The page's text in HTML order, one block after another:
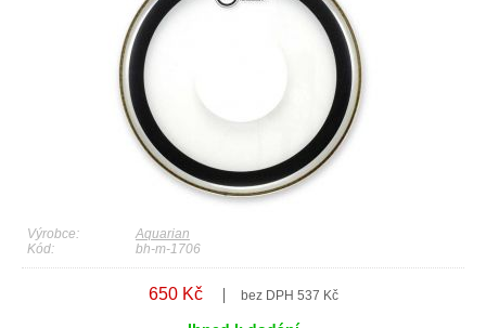
Výrobce:
Aquarian
Kód:
bh-m-1706
650 Kč bez DPH 537 Kč